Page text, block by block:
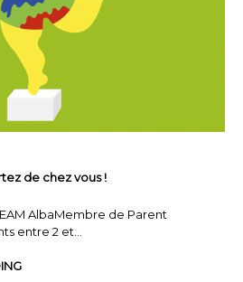
de chez vous !
AlbaMembre de Parent
entre 2 et…